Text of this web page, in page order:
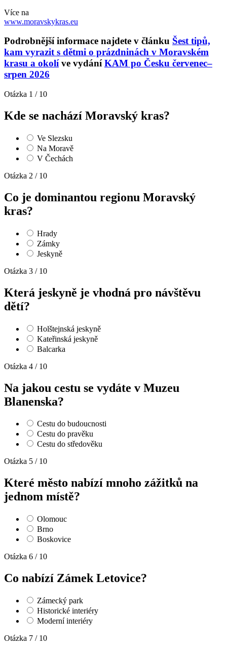
Více na
www.moravskykras.eu
Podrobnější informace najdete v článku Šest tipů,
kam vyrazit s dětmi o prázdninách v Moravském
krasu a okolíve vydáníKAM po Česku červenec–
srpen 2026
Otázka 1 / 10
Kde se nachází Moravský kras?
Ve Slezsku
Na Moravě
V Čechách
Otázka 2 / 10
Co je dominantou regionu Moravský
kras?
Hrady
Zámky
Jeskyně
Otázka 3 / 10
Která jeskyně je vhodná pro návštěvu
dětí?
Holštejnská jeskyně
Kateřinská jeskyně
Balcarka
Otázka 4 / 10
Na jakou cestu se vydáte v Muzeu
Blanenska?
Cestu do budoucnosti
Cestu do pravěku
Cestu do středověku
Otázka 5 / 10
Které město nabízí mnoho zážitků na
jednom místě?
Olomouc
Brno
Boskovice
Otázka 6 / 10
Co nabízí Zámek Letovice?
Zámecký park
Historické interiéry
Moderní interiéry
Otázka 7 / 10